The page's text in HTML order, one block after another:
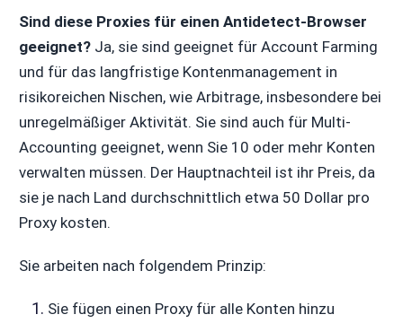
Sind diese Proxies für einen Antidetect-Browser
geeignet?Ja, sie sind geeignet für Account Farming
und für das langfristige Kontenmanagement in
risikoreichen Nischen, wie Arbitrage, insbesondere bei
unregelmäßiger Aktivität. Sie sind auch für Multi-
Accounting geeignet, wenn Sie 10 oder mehr Konten
verwalten müssen. Der Hauptnachteil ist ihr Preis, da
sie je nach Land durchschnittlich etwa 50 Dollar pro
Proxy kosten.
Sie arbeiten nach folgendem Prinzip:
Sie fügen einen Proxy für alle Konten hinzu